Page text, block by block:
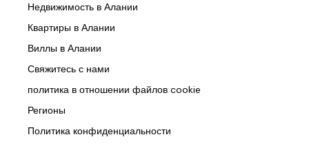
Недвижимость в Алании
Квартиры в Алании
Виллы в Алании
Свяжитесь с нами
политика в отношении файлов cookie
Регионы
Политика конфиденциальности